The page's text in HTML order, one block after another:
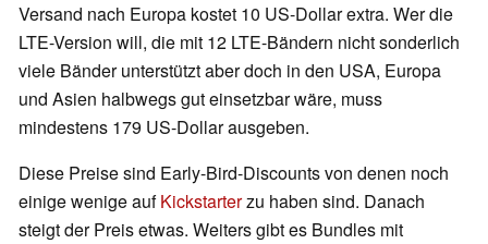
Versand nach Europa kostet 10 US-Dollar extra. Wer die
LTE-Version will, die mit 12 LTE-Bändern nicht sonderlich
viele Bänder unterstützt aber doch in den USA, Europa
und Asien halbwegs gut einsetzbar wäre, muss
mindestens 179 US-Dollar ausgeben.
Diese Preise sind Early-Bird-Discounts von denen noch
einige wenige aufKickstarterzu haben sind. Danach
steigt der Preis etwas. Weiters gibt es Bundles mit